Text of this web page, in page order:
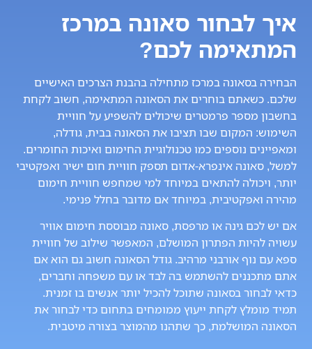
איך לבחור סאונה במרכז
המתאימה לכם?
הבחירה בסאונה במרכז מתחילה בהבנת הצרכים האישיים
שלכם. כשאתם בוחרים את הסאונה המתאימה, חשוב לקחת
בחשבון מספר פרמטרים שיכולים להשפיע על חוויית
השימוש: המקום שבו תציבו את הסאונה בבית, גודלה,
ומאפיינים נוספים כמו טכנולוגיית החימום ואיכות החומרים.
למשל, סאונה אינפרא-אדום תספק חוויית חום ישיר ואפקטיבי
יותר, ויכולה להתאים במיוחד למי שמחפש חוויית חימום
מהירה ואפקטיבית, במיוחד אם מדובר בחלל פנימי.
אם יש לכם גינה או מרפסת, סאונה מבוססת חימום אוויר
עשויה להיות הפתרון המושלם, המאפשר שילוב של חוויית
ספא עם נוף אורבני מרהיב. גודל הסאונה חשוב גם הוא אם
אתם מתכננים להשתמש בה לבד או עם משפחה וחברים,
כדאי לבחור בסאונה שתוכל להכיל יותר אנשים בו זמנית.
תמיד מומלץ לקחת ייעוץ ממומחים בתחום כדי לבחור את
הסאונה המושלמת, כך שתהנו מהמוצר בצורה מיטבית.